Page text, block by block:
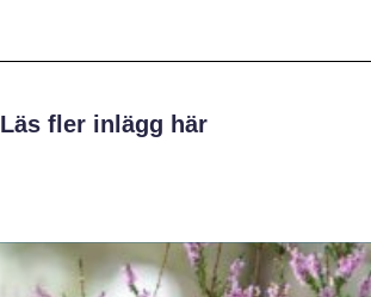
Läs fler inlägg här